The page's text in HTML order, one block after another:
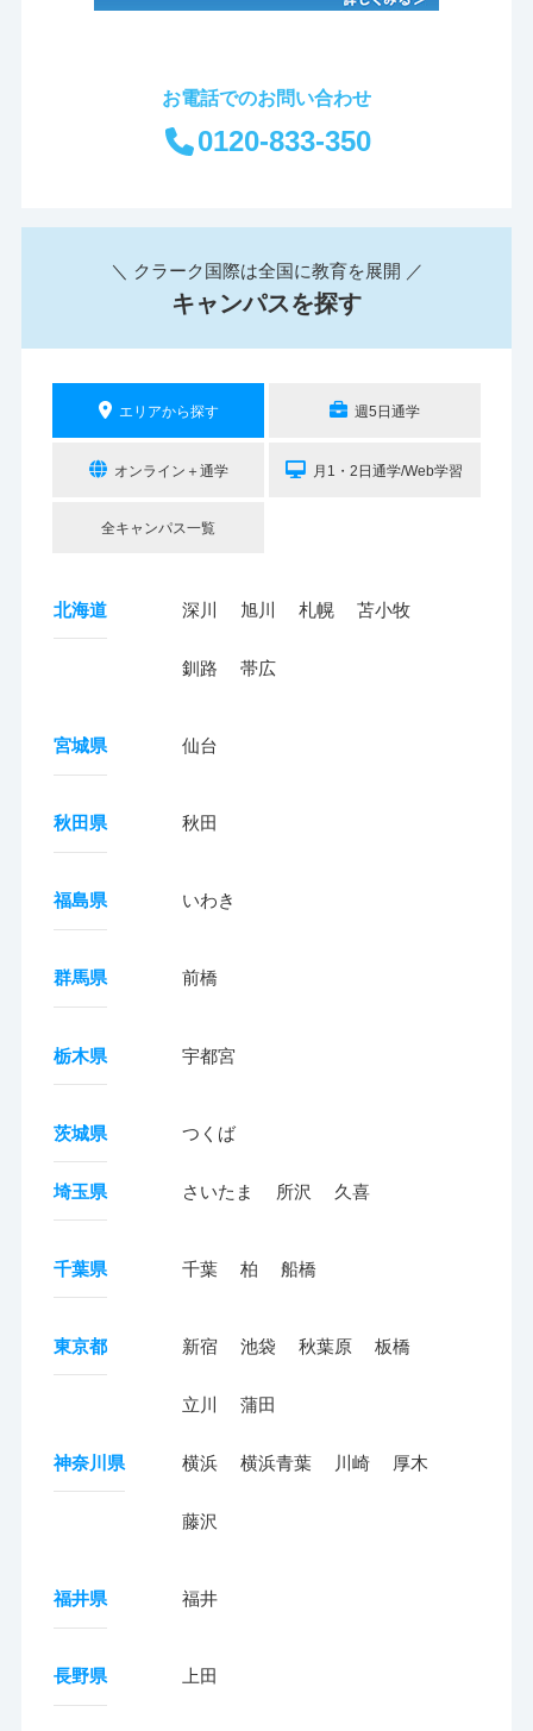
お電話でのお問い合わせ
0120-833-350
＼ クラーク国際は全国に教育を展開 ／
キャンパスを探す
エリアから探す 週5日通学
オンライン＋通学 月1・2日通学/Web学習
全キャンパス一覧
北海道 深川 旭川 札幌 苫小牧
釧路 帯広
宮城県 仙台
秋田県 秋田
福島県 いわき
群馬県 前橋
栃木県 宇都宮
茨城県 つくば
埼玉県 さいたま 所沢 久喜
千葉県 千葉 柏 船橋
東京都 新宿 池袋 秋葉原 板橋
立川 蒲田
神奈川県 横浜 横浜青葉 川崎 厚木
藤沢
福井県 福井
長野県 上田